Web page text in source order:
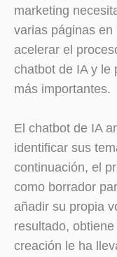
marketing
varias páginas
acelerar el
chatbot de IA y le
más importantes.
El chatbot de IA
identificar sus
continuación, el
como borrador
añadir su propia
resultado,
creación le ha